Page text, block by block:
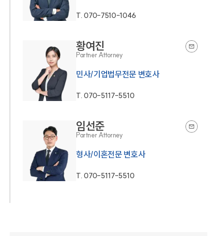
T.070-7510-1046
황여진
Partner Attorney
민사/기업법무전문 변호사
T.070-5117-5510
임선준
Partner Attorney
형사/이혼전문 변호사
T.070-5117-5510